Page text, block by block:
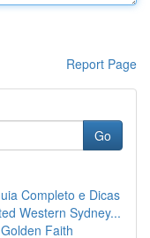
Report Page
Go
Completo e Dicas
Western Sydney...
Faith